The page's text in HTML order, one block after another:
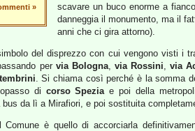
»
scavare un buco enorme a
danneggia il monumento, ma il
anni che ci gira attorno).
del disprezzo con cui vengono visti i
per via Bologna, via Rossini,via
. Si chiama così perché è la somma
di corso Speziae poi della
bus da lì a Mirafiori, e poi sostituita
è quello di accorciarla